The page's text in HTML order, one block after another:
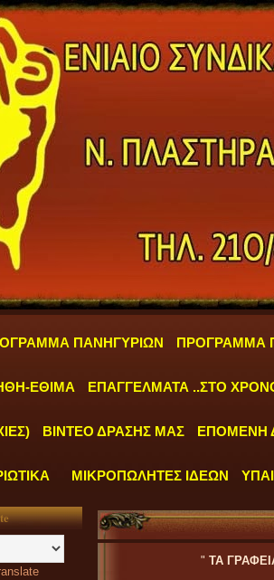
ΠΑΝΗΓΥΡΙΩΝ ΠΡΟΓΡΑΜΜΑ
ΕΘΙΜΑ ΕΠΑΓΓΕΛΜΑΤΑ ..ΣΤΟ
ΒΙΝΤΕΟ ΔΡΑΣΗΣ ΜΑΣ ΕΠΟΜΕΝΗ
ΜΙΚΡΟΠΩΛΗΤΕΣ ΙΔΕΩΝ
ΤΑ ΓΡΑΦΕΙΑ ΜΑΣ